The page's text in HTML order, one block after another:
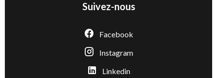
Suivez-nous
Facebook
Instagram
Linkedin